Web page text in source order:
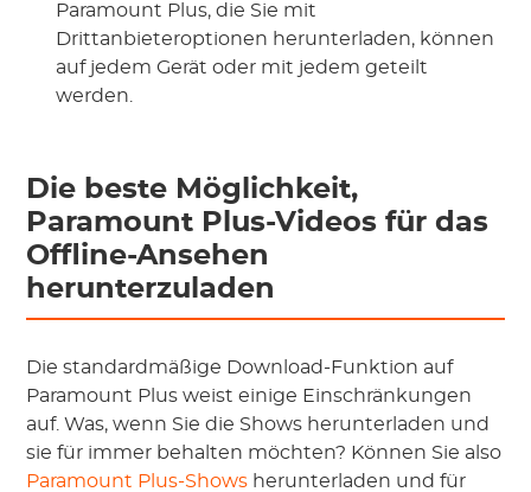
Paramount Plus, die Sie mit
Drittanbieteroptionen herunterladen, können
auf jedem Gerät oder mit jedem geteilt
werden.
Die beste Möglichkeit,
Paramount Plus-Videos für das
Offline-Ansehen
herunterzuladen
Die standardmäßige Download-Funktion auf
Paramount Plus weist einige Einschränkungen
auf. Was, wenn Sie die Shows herunterladen und
sie für immer behalten möchten? Können Sie also
Paramount Plus-Shows herunterladen und für